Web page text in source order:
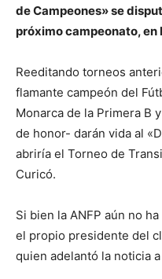
de Campeones» se
próximo campeonato, en
Reeditando torneos
flamante campeón del
Monarca de la Primera B
de honor- darán vida al
abriría el Torneo de
Curicó.
Si bien la ANFP aún no
el propio presidente del
quien adelantó la noticia